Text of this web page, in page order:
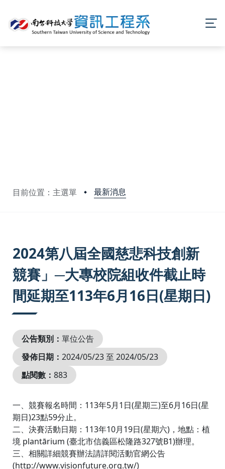
目前位置：主選單 最新消息
2024第八屆全國慈悲科技創新
競賽」─大專校院組收件截止時
間延期至113年6月16日(星期日)
公告類別： 單位公告
發佈日期： 2024/05/23 至 2024/05/23
點閱數： 883
一、競賽報名時間：113年5月1日(星期三)至6月16日(星
期日)23點59分止。
二、決賽活動日期：113年10月19日(星期六)，地點：植
境 plantārium (臺北市信義區松隆路327號B1)辦理。
三、相關詳細競賽辦法請詳閱活動官網公告
(http://www.visionfuture.org.tw/)